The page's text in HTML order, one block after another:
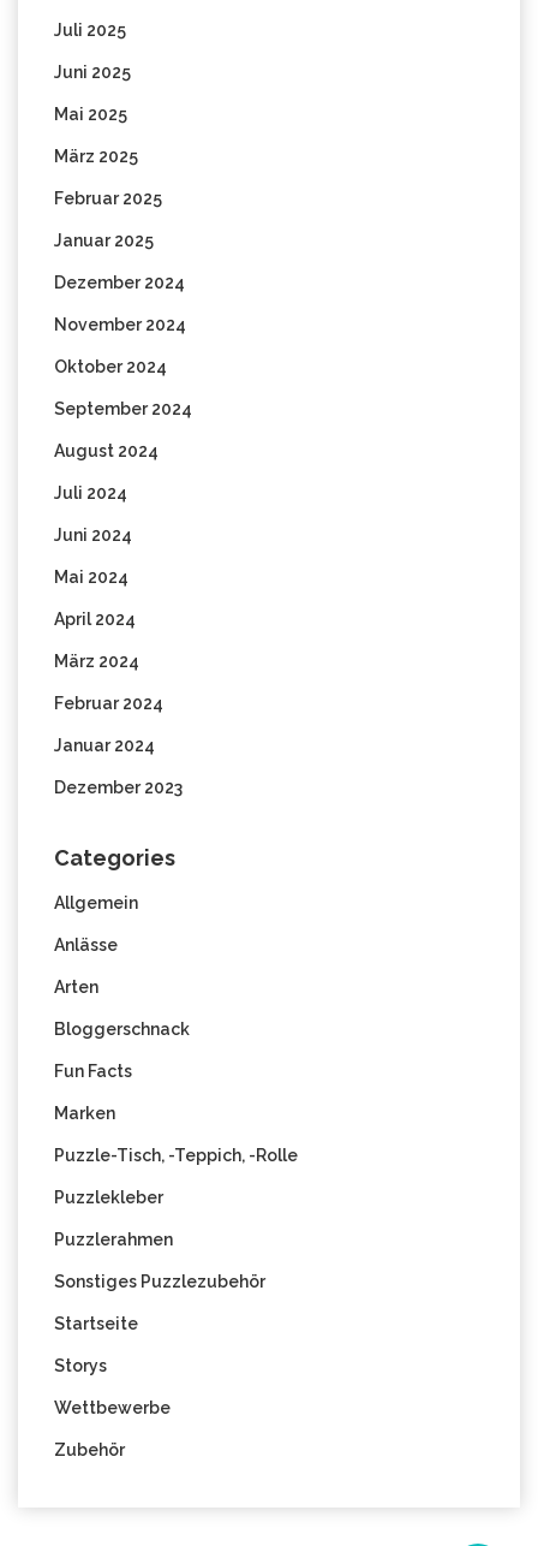
Juli 2025
Juni 2025
Mai 2025
März 2025
Februar 2025
Januar 2025
Dezember 2024
November 2024
Oktober 2024
September 2024
August 2024
Juli 2024
Juni 2024
Mai 2024
April 2024
März 2024
Februar 2024
Januar 2024
Dezember 2023
Categories
Allgemein
Anlässe
Arten
Bloggerschnack
Fun Facts
Marken
Puzzle-Tisch, -Teppich, -Rolle
Puzzlekleber
Puzzlerahmen
Sonstiges Puzzlezubehör
Startseite
Storys
Wettbewerbe
Zubehör